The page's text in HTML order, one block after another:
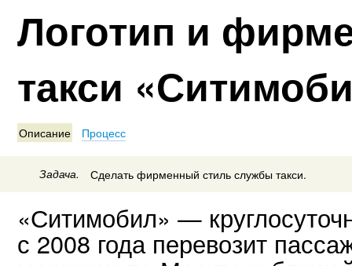
Логотип и
такси
Описание Процесс
Задача. Сделать фирменный стиль службы такси.
«Ситимобил» —
с 2008 года перевозит